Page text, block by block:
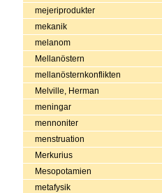
mejeriprodukter
mekanik
melanom
Mellanöstern
mellanösternkonflikten
Melville, Herman
meningar
mennoniter
menstruation
Merkurius
Mesopotamien
metafysik